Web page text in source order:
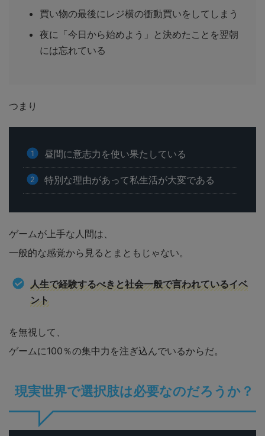
買い物の最後にレジ横の衝動買いをしてしまう
夜に「今日から始めよう」と決めたことを翌朝
には忘れている
つまり
昼間に意志力を使い果たしている
特別な理由があって私生活が大変である
ゲームが上手な人間は、
一般的な感覚から見るとまともじゃない。
人生で経験するべきと社会一般で言われているイベ
ント
を無視して、
ゲームに100％の集中力を注ぎ込んでいるからだ。
現実世界で選択肢は必要なのだろうか？